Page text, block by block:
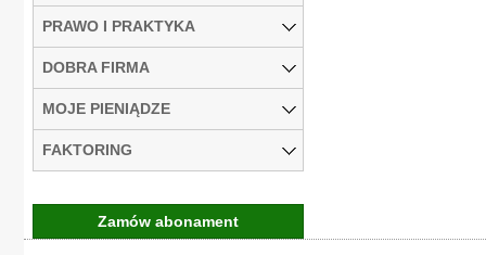
PRAWO I PRAKTYKA
DOBRA FIRMA
MOJE PIENIĄDZE
FAKTORING
Zamów abonament